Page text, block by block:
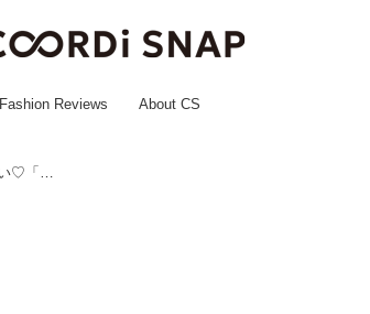
Fashion Reviews About CS
いま買うなら「カーデ」かも！【GU】冬 → 春に着たい♡「サマ見えコーデ」